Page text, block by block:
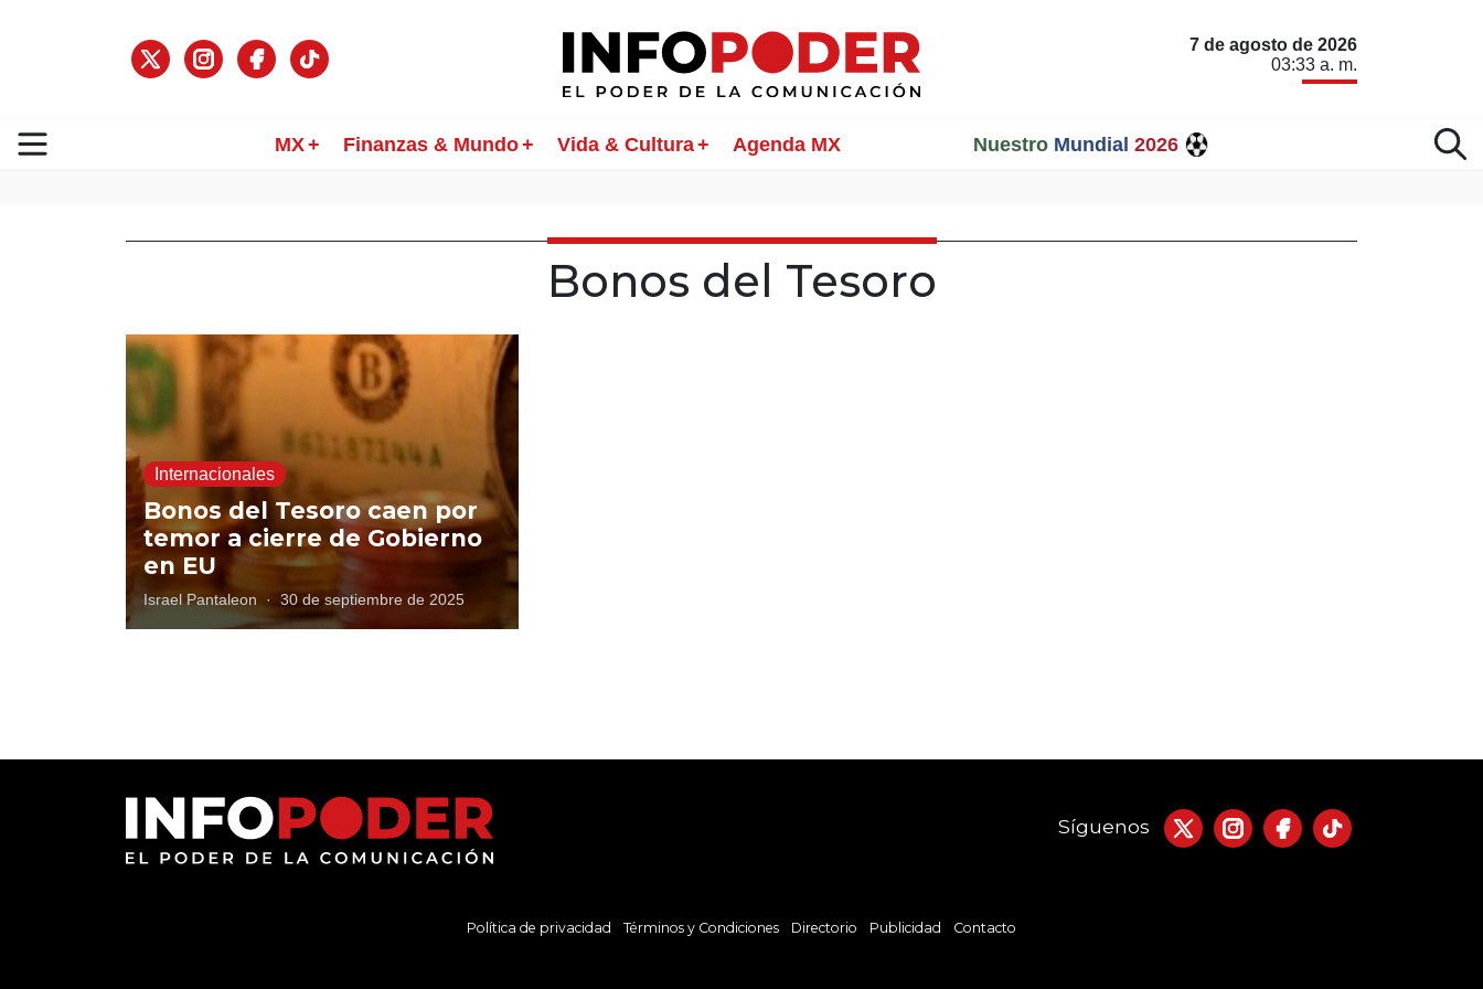
7 de agosto de 2026
03:33 a. m.
MX Finanzas & Mundo Vida & Cultura Agenda MX Nuestro Mundial 2026
Bonos del Tesoro
Internacionales
Bonos del Tesoro caen por
temor a cierre de Gobierno
en EU
Israel Pantaleon · 30 de septiembre de 2025
Síguenos
Política de privacidad Términos y Condiciones Directorio Publicidad Contacto